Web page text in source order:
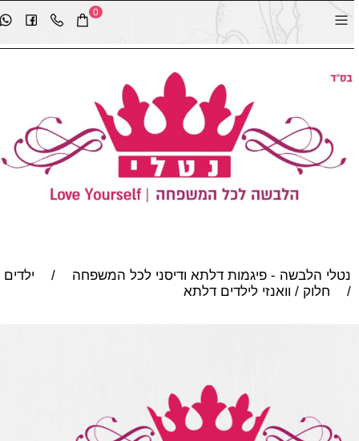
0
נטלי הלבשה - פיגמות דלתא ודיסני לכל המשפחה /
ילדים
/
חלוק / וואנזי לילדים דלתא